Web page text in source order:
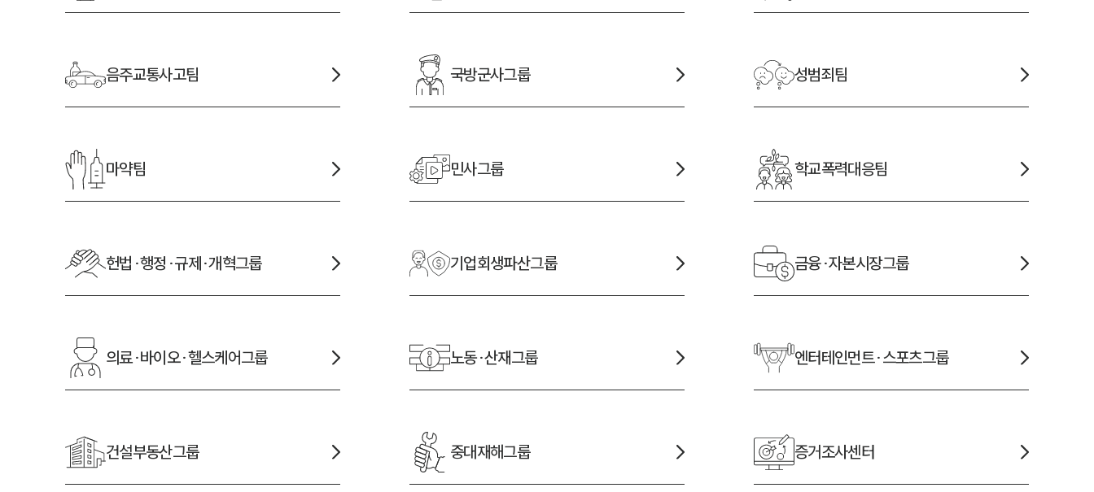
음주교통사고팀 국방군사그룹 성범죄팀
마약팀 민사그룹 학교폭력대응팀
헌법·행정·규제·개혁그룹 기업회생파산그룹 금융·자본시장그룹
의료·바이오·헬스케어그룹 노동·산재그룹 엔터테인먼트·스포츠그룹
건설부동산그룹 중대재해그룹 증거조사센터